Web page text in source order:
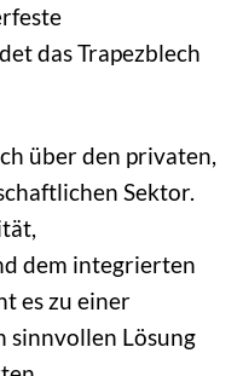
das Trapezblech
über den privaten,
Sektor.
dem integrierten
es zu einer
sinnvollen Lösung